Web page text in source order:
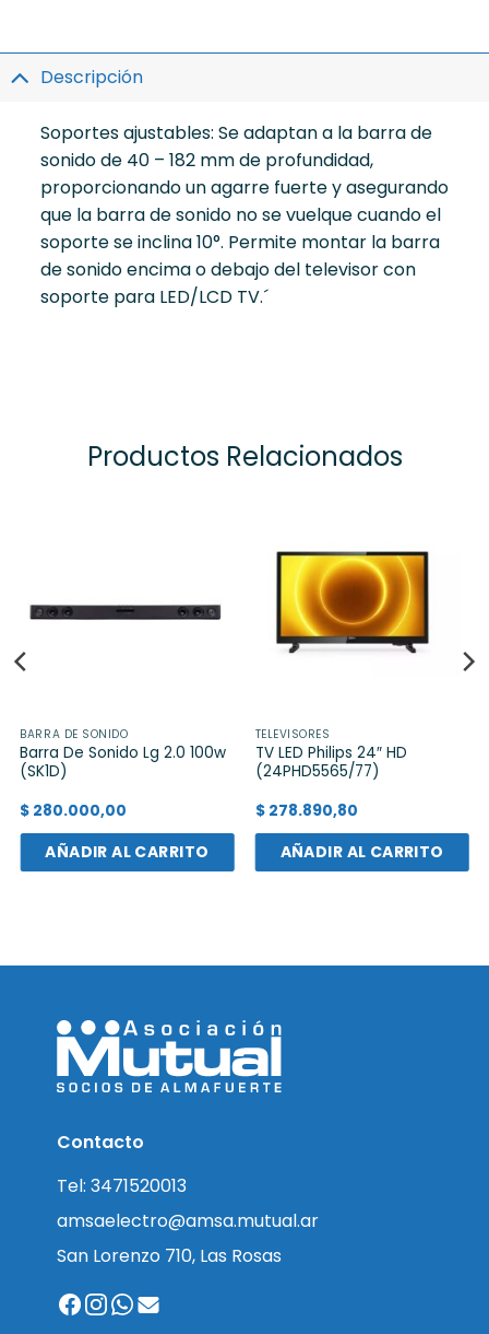
Descripción
Soportes ajustables: Se adaptan a la barra de
sonido de 40 – 182 mm de profundidad,
proporcionando un agarre fuerte y asegurando
que la barra de sonido no se vuelque cuando el
soporte se inclina 10°. Permite montar la barra
de sonido encima o debajo del televisor con
soporte para LED/LCD TV.´
Productos Relacionados
BARRA DE SONIDO
Barra De Sonido Lg 2.0 100w
(SK1D)
$ 280.000,00
AÑADIR AL CARRITO
TELEVISORES
TV LED Philips 24″ HD
(24PHD5565/77)
$278.890,80
AÑADIR AL CARRITO
Contacto
Tel: 3471520013
amsaelectro@amsa.mutual.ar
San Lorenzo 710, Las Rosas